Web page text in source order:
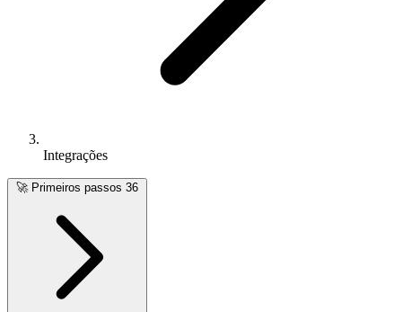
Integrações
🚀 Primeiros passos 36